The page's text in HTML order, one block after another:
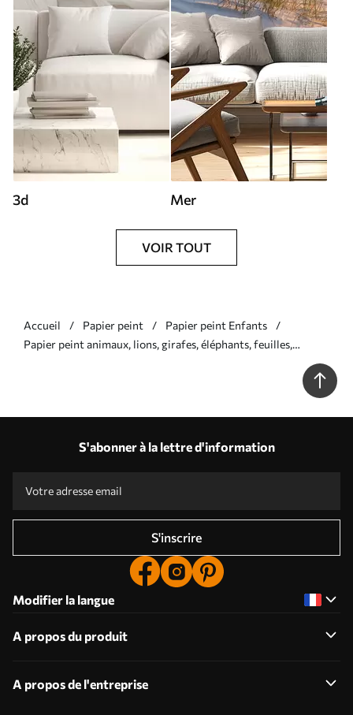
3d Mer
VOIR TOUT
Accueil Papier peint
Papier peint Enfants
Papier peint animaux, lions, girafes, éléphants, feuilles,
S'abonner à la lettre d'information
S'inscrire
Modifier la langue
A propos du produit
A propos de l'entreprise